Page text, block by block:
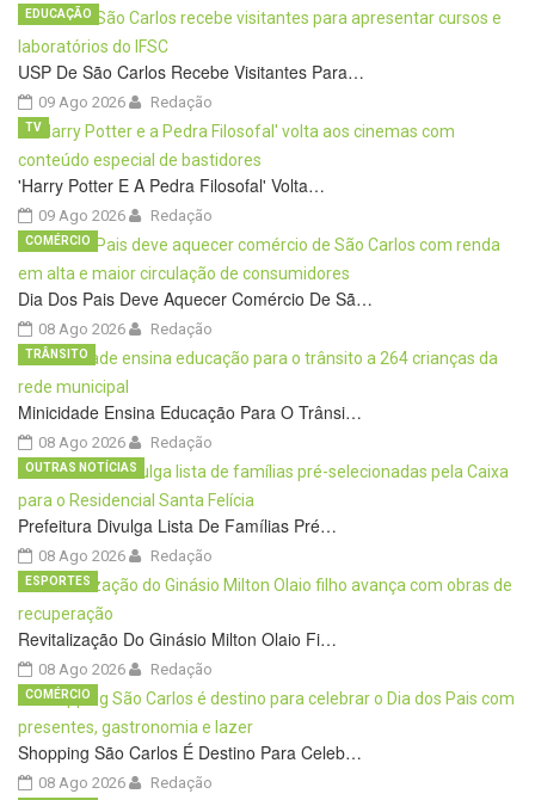
USP De São Carlos Recebe Visitantes Para…
09 Ago 2026
EDUCAÇÃO
Redação
'Harry Potter E A Pedra Filosofal' Volta…
09 Ago 2026
TV
Redação
Dia Dos Pais Deve Aquecer Comércio De Sã…
08 Ago 2026
COMÉRCIO
Redação
Minicidade Ensina Educação Para O Trânsi…
08 Ago 2026
TRÂNSITO
Redação
Prefeitura Divulga Lista De Famílias Pré…
08 Ago 2026
OUTRAS NOTÍCIAS
Redação
Revitalização Do Ginásio Milton Olaio Fi…
08 Ago 2026
ESPORTES
Redação
Shopping São Carlos É Destino Para Celeb…
08 Ago 2026
COMÉRCIO
Redação